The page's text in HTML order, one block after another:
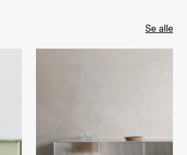
Se alle